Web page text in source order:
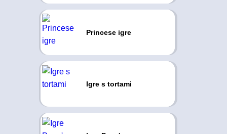
Princese igre
Igre s tortami